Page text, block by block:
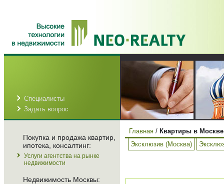
Специалисты
Задать вопрос
Покупка и продажа квартир,
ипотека, консалтинг:
Услуги агентства на рынке
недвижимости
Недвижимость Москвы:
Главная / Квартиры в
Эксклюзив (Москва)